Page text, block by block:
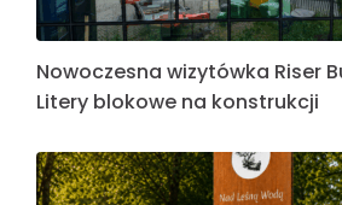
Nowoczesna wizytówka Riser
Litery blokowe na konstrukcji